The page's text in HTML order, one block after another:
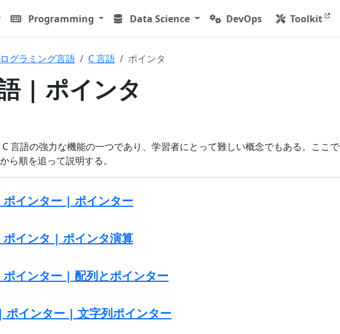
Programming Data Science DevOps Toolkit
グラミング言語 C 言語 ポインタ
| ポインタ
言語の強力な機能の一つであり、学習者にとって難しい概念でもある。ここで
ら順を追って説明する。
インター | ポインター
インタ | ポインタ演算
インター | 配列とポインター
ポインター | 文字列ポインター